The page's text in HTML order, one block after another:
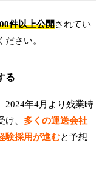
件以上公開されてい
さい。
る
2024年4月より残業時
、 多くの運送会社
験採用が進むと予想